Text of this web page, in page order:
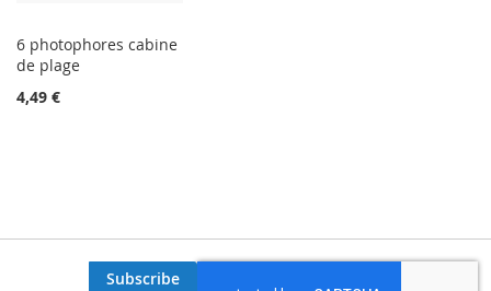
6 photophores cabine
de plage
4,49 €
Subscribe